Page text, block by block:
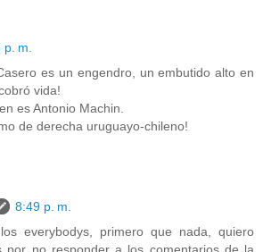
m.
es un engendro, un embutido alto en
vida!
es Antonio Machin.
de derecha uruguayo-chileno!
8:49 p. m.
everybodys, primero que nada, quiero
por no responder a los comentarios de la